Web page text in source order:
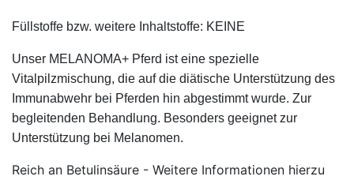
Füllstoffe bzw. weitere Inhaltstoffe: KEINE
Unser MELANOMA+ Pferd ist eine spezielle
Vitalpilzmischung, die auf die diätische Unterstützung des
Immunabwehr bei Pferden hin abgestimmt wurde. Zur
begleitenden Behandlung. Besonders geeignet zur
Unterstützung bei Melanomen.
Reich an Betulinsäure - Weitere Informationen hierzu